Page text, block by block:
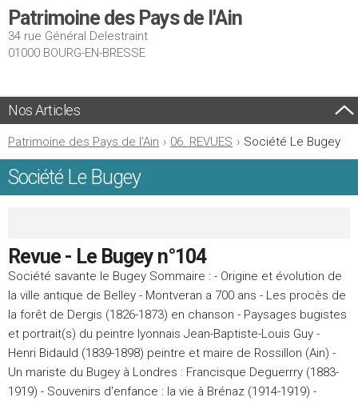
Patrimoine des Pays de l'Ain
34 rue Général Delestraint
01000 BOURG-EN-BRESSE
Nos Articles
Patrimoine des Pays de l'Ain › 06. REVUES › Société Le Bugey
Société Le Bugey
Revue - Le Bugey n°104
Société savante le Bugey Sommaire : - Origine et évolution de
la ville antique de Belley - Montveran a 700 ans - Les procès de
la forêt de Dergis (1826-1873) en chanson - Paysages bugistes
et portrait(s) du peintre lyonnais Jean-Baptiste-Louis Guy -
Henri Bidauld (1839-1898) peintre et maire de Rossillon (Ain) -
Un mariste du Bugey à Londres : Francisque Deguerrry (1883-
1919) - Souvenirs d'enfance : la vie à Brénaz (1914-1919) -